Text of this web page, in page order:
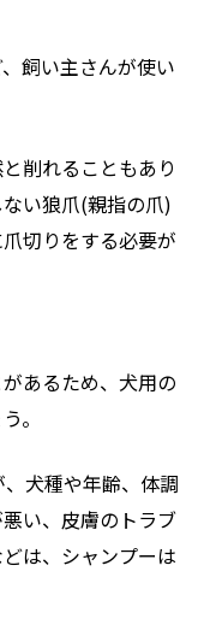
飼い主さんが使い
削れることもあり
い狼爪(親指の爪)
切りをする必要が
あるため、犬用の
。
犬種や年齢、体調
い、皮膚のトラブ
は、シャンプーは